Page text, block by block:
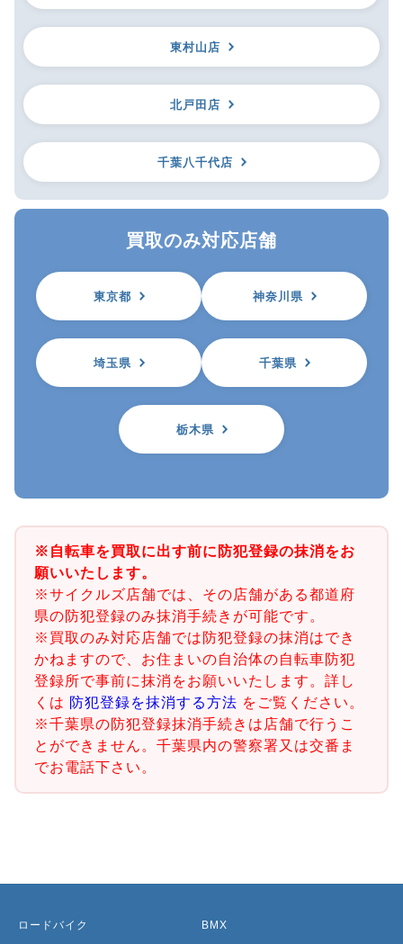
東村山店
北戸田店
千葉八千代店
買取のみ対応店舗
東京都 神奈川県
埼玉県 千葉県
栃木県
※自転車を買取に出す前に防犯登録の抹消をお
願いいたします。
※サイクルズ店舗では、その店舗がある都道府
県の防犯登録のみ抹消手続きが可能です。
※買取のみ対応店舗では防犯登録の抹消はでき
かねますので、お住まいの自治体の自転車防犯
登録所で事前に抹消をお願いいたします。詳し
くは 防犯登録を抹消する方法 をご覧ください。
※千葉県の防犯登録抹消手続きは店舗で行うこ
とができません。千葉県内の警察署又は交番ま
でお電話下さい。
ロードバイク BMX